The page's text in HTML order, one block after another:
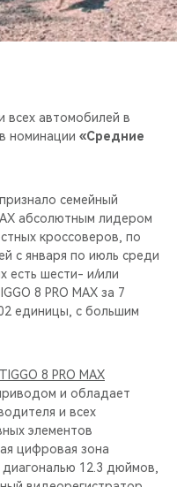
всех автомобилей в
номинации «Средние
семейный
абсолютным лидером
кроссоверов, по
с января по июль среди
есть шести- и/или
8 PRO MAX за 7
единицы, с большим
TIGGO 8 PRO MAX
и обладает
и всех
элементов
цифровая зона
12.3 дюймов,